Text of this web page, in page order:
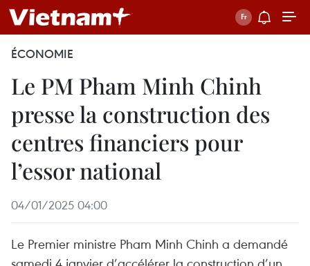
ÉCONOMIE
Le PM Pham Minh Chinh
presse la construction des
centres financiers pour
l’essor national
04/01/2025 04:00
Le Premier ministre Pham Minh Chinh a demandé